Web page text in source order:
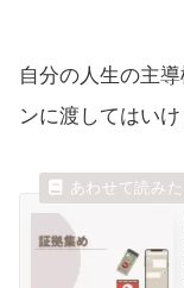
自分の人生の主
ンに渡してはいけ